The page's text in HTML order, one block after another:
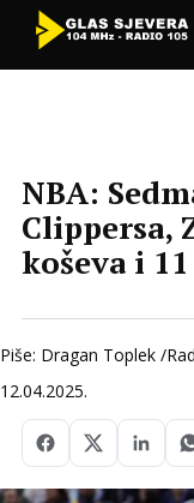
NBA:
Clippersa,
koševa i
Piše: Dragan Toplek /
12.04.2025.